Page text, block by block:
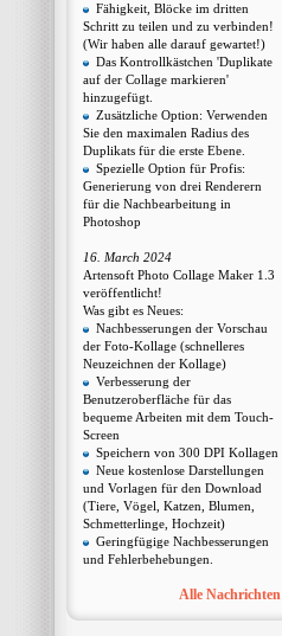
Fähigkeit, Blöcke im dritten
Schritt zu teilen und zu verbinden!
(Wir haben alle darauf gewartet!)
Das Kontrollkästchen 'Duplikate
auf der Collage markieren'
hinzugefügt.
Zusätzliche Option: Verwenden
Sie den maximalen Radius des
Duplikats für die erste Ebene.
Spezielle Option für Profis:
Generierung von drei Renderern
für die Nachbearbeitung in
Photoshop
16. March 2024
Artensoft Photo Collage Maker 1.3
veröffentlicht!
Was gibt es Neues:
Nachbesserungen der Vorschau
der Foto-Kollage (schnelleres
Neuzeichnen der Kollage)
Verbesserung der
Benutzeroberfläche für das
bequeme Arbeiten mit dem Touch-
Screen
Speichern von 300 DPI Kollagen
Neue kostenlose Darstellungen
und Vorlagen für den Download
(Tiere, Vögel, Katzen, Blumen,
Schmetterlinge, Hochzeit)
Geringfügige Nachbesserungen
und Fehlerbehebungen.
Alle Nachrichten